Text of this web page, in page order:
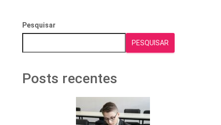
Pesquisar
PESQUISAR
Posts recentes